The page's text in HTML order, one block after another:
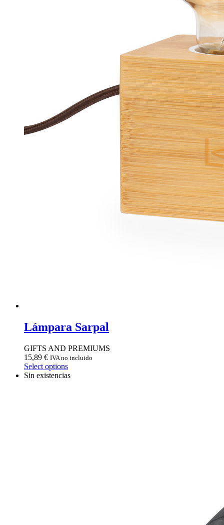
Lámpara Sarpal
GIFTS AND PREMIUMS
15,89 € IVA no incluido
Select options
Sin existencias